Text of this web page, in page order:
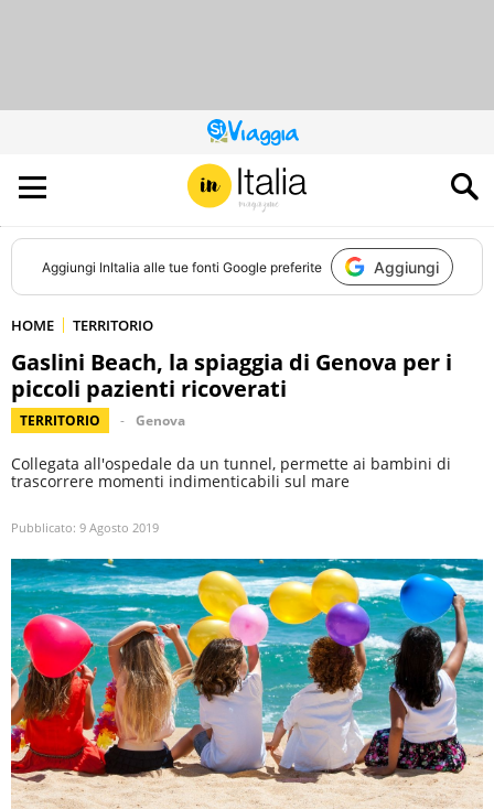
QUESTO
SITO
CONTRIBUISCE
ALL’AUDIENCE
DI
Aggiungi InItalia alle tue fonti Google preferite Aggiungi
HOME TERRITORIO
Gaslini Beach, la spiaggia di Genova per i
piccoli pazienti ricoverati
TERRITORIO Genova
Collegata all'ospedale da un tunnel, permette ai bambini di
trascorrere momenti indimenticabili sul mare
Pubblicato: 9 Agosto 2019